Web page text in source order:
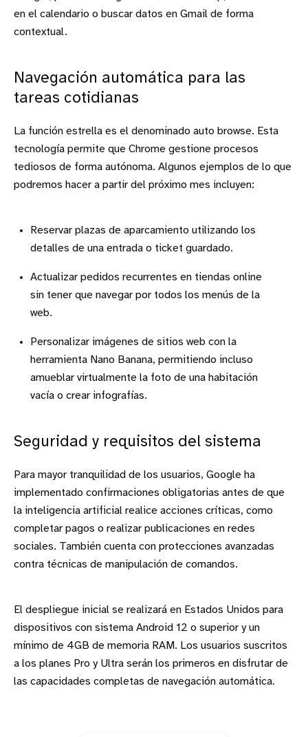
en el calendario o buscar datos en Gmail de forma
contextual.
Navegación automática para las
tareas cotidianas
La función estrella es el denominado auto browse. Esta
tecnología permite que Chrome gestione procesos
tediosos de forma autónoma. Algunos ejemplos de lo que
podremos hacer a partir del próximo mes incluyen:
Reservar plazas de aparcamiento utilizando los
detalles de una entrada o ticket guardado.
Actualizar pedidos recurrentes en tiendas online
sin tener que navegar por todos los menús de la
web.
Personalizar imágenes de sitios web con la
herramienta Nano Banana, permitiendo incluso
amueblar virtualmente la foto de una habitación
vacía o crear infografías.
Seguridad y requisitos del sistema
Para mayor tranquilidad de los usuarios, Google ha
implementado confirmaciones obligatorias antes de que
la inteligencia artificial realice acciones críticas, como
completar pagos o realizar publicaciones en redes
sociales. También cuenta con protecciones avanzadas
contra técnicas de manipulación de comandos.
El despliegue inicial se realizará en Estados Unidos para
dispositivos con sistema Android 12 o superior y un
mínimo de 4GB de memoria RAM. Los usuarios suscritos
a los planes Pro y Ultra serán los primeros en disfrutar de
las capacidades completas de navegación automática.